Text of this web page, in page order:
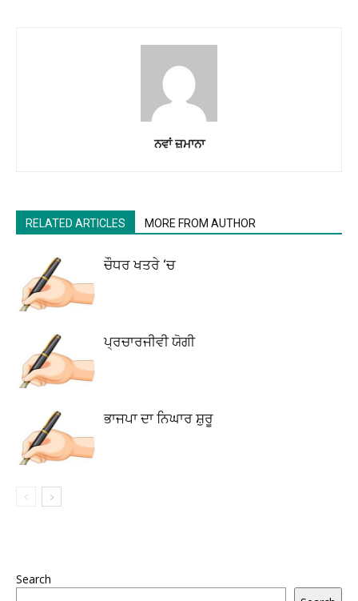
ਨਵਾਂ ਜ਼ਮਾਨਾ
RELATED ARTICLES MORE FROM AUTHOR
ਚੌਧਰ ਖਤਰੇ ‘ਚ
ਪ੍ਰਚਾਰਜੀਵੀ ਯੋਗੀ
ਭਾਜਪਾ ਦਾ ਨਿਘਾਰ ਸ਼ੁਰੂ
Search